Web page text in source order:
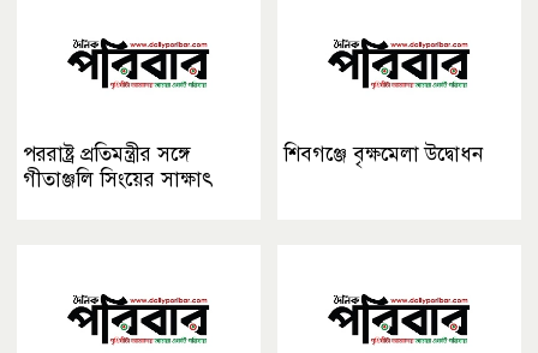
পররাষ্ট্র প্রতিমন্ত্রীর সঙ্গে
গীতাঞ্জলি সিংয়ের সাক্ষাৎ
শিবগঞ্জে বৃক্ষমেলা উদ্বোধন